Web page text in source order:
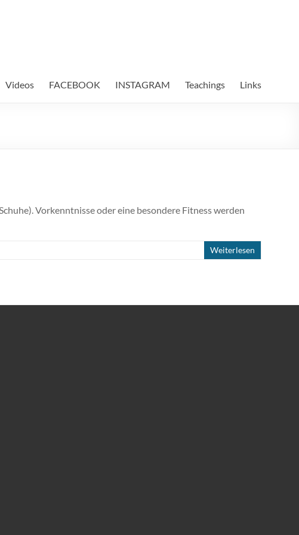
Videos FACEBOOK INSTAGRAM Teachings Links
Vorkenntnisse oder eine besondere Fitness werden
Weiterlesen